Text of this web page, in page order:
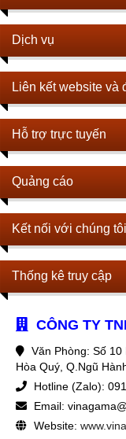
Dịch vụ
Liên kết website và
Hỗ trợ trực tuyến
Quảng cáo
Kết nối với chúng tôi
Thống kê truy cập
CÔNG TY
Văn Phòng: Số 10
Hòa Quý, Q.Ngũ
Hotline (Zalo):
Email:
Website: